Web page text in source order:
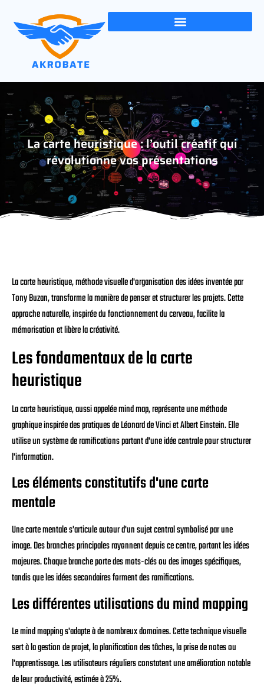
La carte heuristique : l’outil créatif qui
révolutionne vos présentations
La carte heuristique, méthode visuelle d'organisation des idées inventée par
Tony Buzan, transforme la manière de penser et structurer les projets. Cette
approche naturelle, inspirée du fonctionnement du cerveau, facilite la
mémorisation et libère la créativité.
Les fondamentaux de la carte
heuristique
La carte heuristique, aussi appelée mind map, représente une méthode
graphique inspirée des pratiques de Léonard de Vinci et Albert Einstein. Elle
utilise un système de ramifications partant d'une idée centrale pour structurer
l'information.
Les éléments constitutifs d'une carte
mentale
Une carte mentale s'articule autour d'un sujet central symbolisé par une
image. Des branches principales rayonnent depuis ce centre, portant les idées
majeures. Chaque branche porte des mots-clés ou des images spécifiques,
tandis que les idées secondaires forment des ramifications.
Les différentes utilisations du mind mapping
Le mind mapping s'adapte à de nombreux domaines. Cette technique visuelle
sert à la gestion de projet, la planification des tâches, la prise de notes ou
l'apprentissage. Les utilisateurs réguliers constatent une amélioration notable
de leur productivité, estimée à 25%.